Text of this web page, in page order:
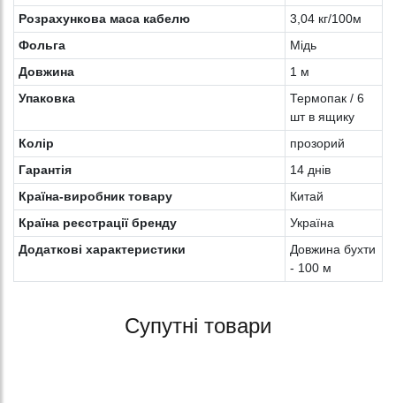
Розрахункова маса кабелю
3,04 кг/100м
Фольга
Мідь
Довжина
1 м
Упаковка
Термопак / 6
шт в ящику
Колiр
прозорий
Гарантія
14 днів
Країна-виробник товару
Китай
Країна реєстрації бренду
Україна
Додаткові характеристики
Довжина бухти
- 100 м
Супутні товари